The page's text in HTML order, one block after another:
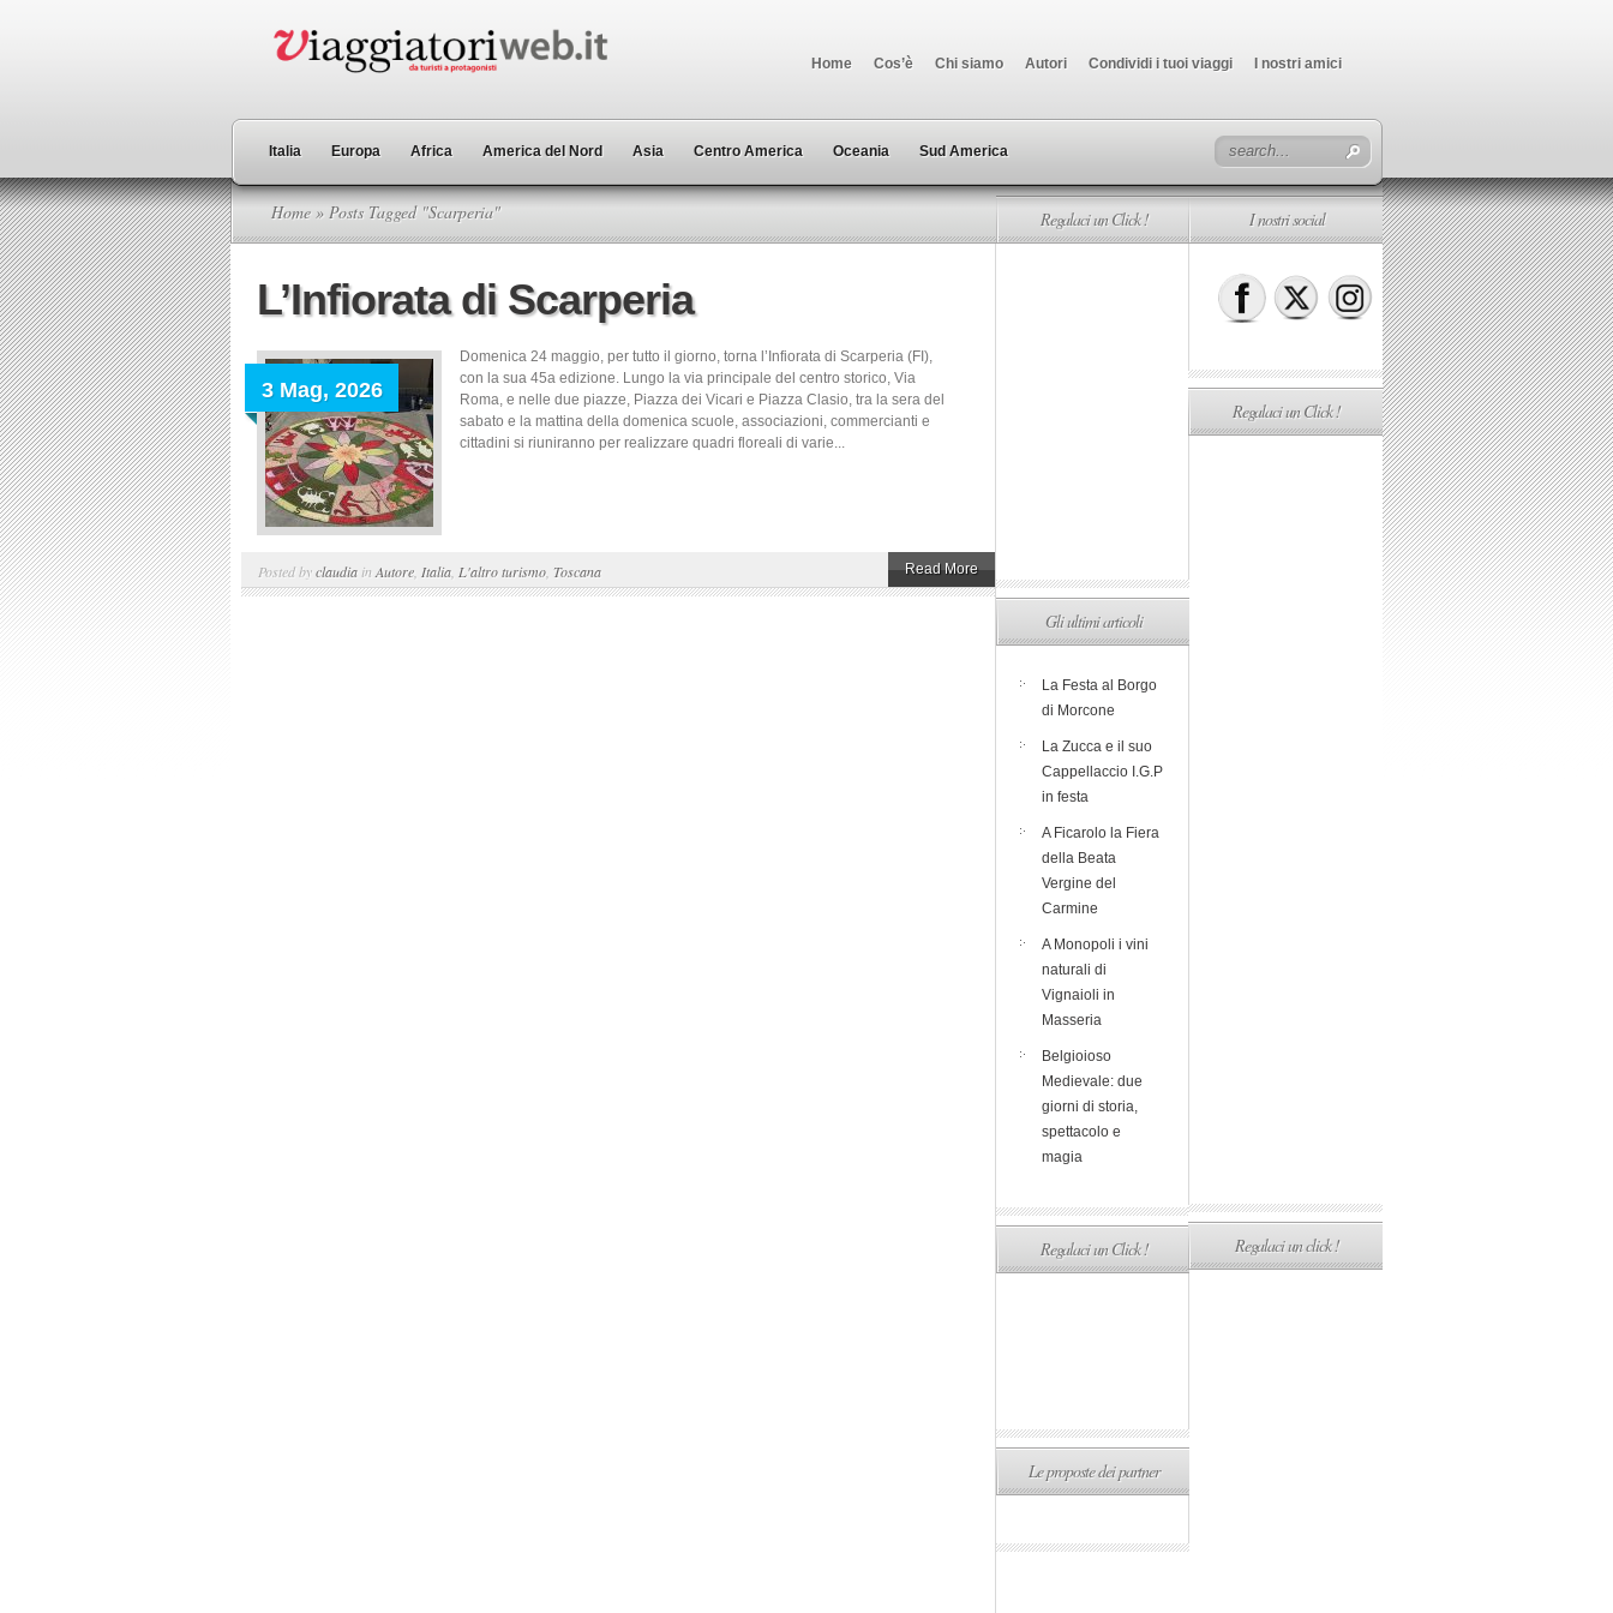
Home Cos’è Chi siamo Autori Condividi i tuoi viaggi I nostri amici
Italia Europa Africa America del Nord Asia Centro America Oceania Sud America
Home » Posts Tagged "Scarperia"
L’Infiorata di Scarperia
3 Mag, 2026
Domenica 24 maggio, per tutto il giorno, torna l’Infiorata di Scarperia (FI),
con la sua 45a edizione. Lungo la via principale del centro storico, Via
Roma, e nelle due piazze, Piazza dei Vicari e Piazza Clasio, tra la sera del
sabato e la mattina della domenica scuole, associazioni, commercianti e
cittadini si riuniranno per realizzare quadri floreali di varie...
Posted byclaudia in Autore Italia L'altro turismo Toscana Read More
Regalaci un Click !
Gli ultimi articoli
La Festa al Borgo
di Morcone
La Zucca e il suo
Cappellaccio I.G.P
in festa
A Ficarolo la Fiera
della Beata
Vergine del
Carmine
A Monopoli i vini
naturali di
Vignaioli in
Masseria
Belgioioso
Medievale: due
giorni di storia,
spettacolo e
magia
Regalaci un Click !
Le proposte dei partner
I nostri social
Regalaci un Click !
Regalaci un click !